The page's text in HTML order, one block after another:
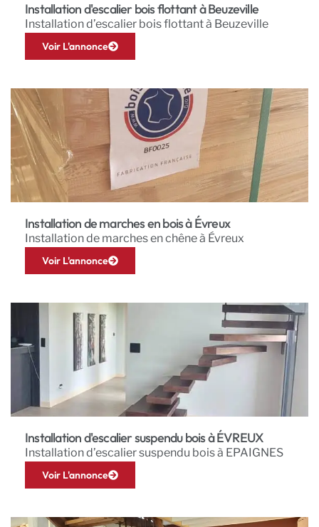
Installation d'escalier bois flottant à Beuzeville
Installation d’escalier bois flottant à Beuzeville
Voir L'annonce
Installation de marches en bois à Évreux
Installation de marches en chêne à Évreux
Voir L'annonce
Installation d'escalier suspendu bois à ÉVREUX
Installation d’escalier suspendu bois à EPAIGNES
Voir L'annonce